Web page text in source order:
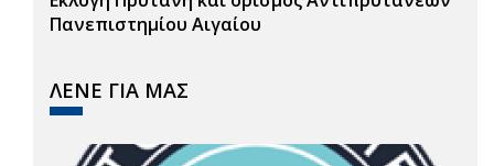
Πανεπιστημίου Αιγαίου
ΛΕΝΕ ΓΙΑ ΜΑΣ